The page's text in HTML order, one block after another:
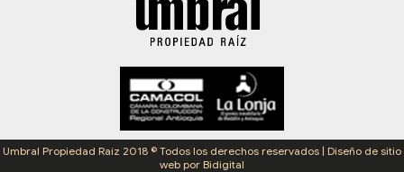
Umbral Propiedad Raíz 2018 © Todos los derechos reservados | Diseño de sitio
web por Bidigital